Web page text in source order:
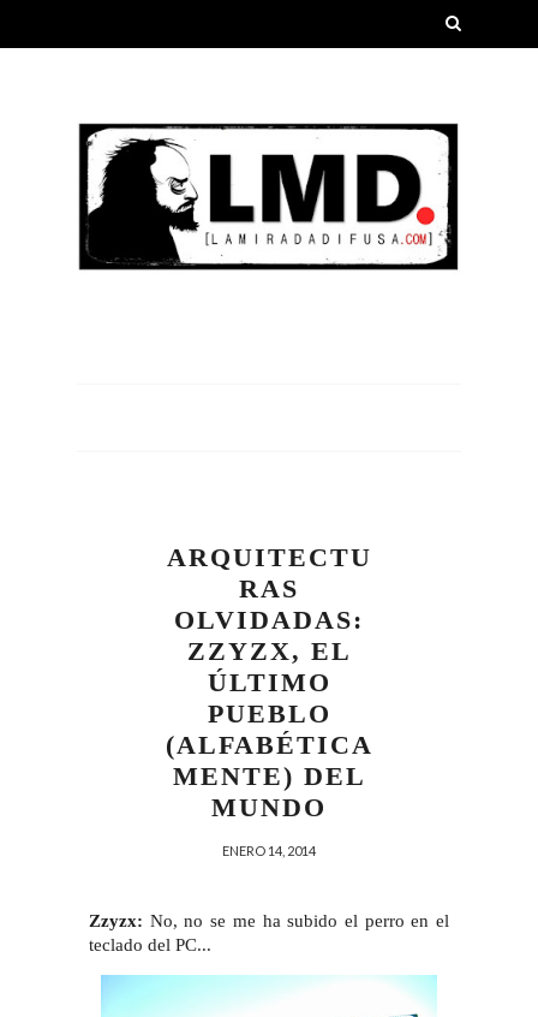
ARQUITECTU
RAS
OLVIDADAS:
ZZYZX, EL
ÚLTIMO
PUEBLO
(ALFABÉTICA
MENTE) DEL
MUNDO
ENERO 14, 2014
Zzyzx: No, no se me ha subido el perro en el
teclado del PC...